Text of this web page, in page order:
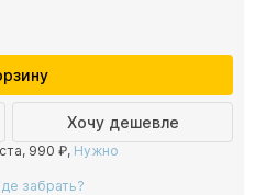
Хочу дешевле
990 ₽, Нужно
забрать?